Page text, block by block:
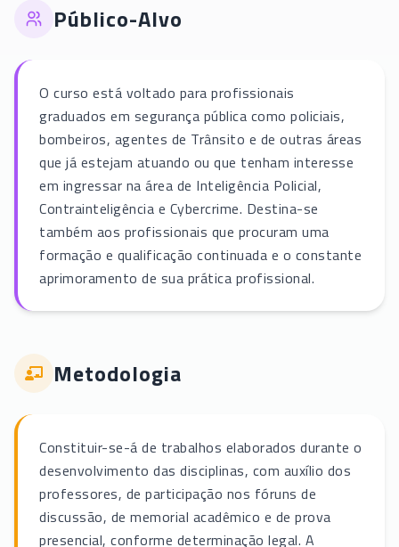
Público-Alvo
O curso está voltado para profissionais
graduados em segurança pública como policiais,
bombeiros, agentes de Trânsito e de outras áreas
que já estejam atuando ou que tenham interesse
em ingressar na área de Inteligência Policial,
Contrainteligência e Cybercrime. Destina-se
também aos profissionais que procuram uma
formação e qualificação continuada e o constante
aprimoramento de sua prática profissional.
Metodologia
Constituir-se-á de trabalhos elaborados durante o
desenvolvimento das disciplinas, com auxílio dos
professores, de participação nos fóruns de
discussão, de memorial acadêmico e de prova
presencial, conforme determinação legal. A